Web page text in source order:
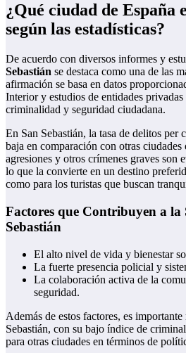
¿Qué ciudad de España
según las estadísticas?
De acuerdo con diversos informes y
Sebastián se destaca como una de las
afirmación se basa en datos
Interior y estudios de entidades
criminalidad y seguridad ciudadana.
En San Sebastián, la tasa de delitos per
baja en comparación con otras
agresiones y otros crímenes graves son
lo que la convierte en un destino
como para los turistas que buscan
Factores que Contribuyen a la
Sebastián
El alto nivel de vida y bienestar
La fuerte presencia policial y
La colaboración activa de la
seguridad.
Además de estos factores, es
Sebastián, con su bajo índice de
para otras ciudades en términos de